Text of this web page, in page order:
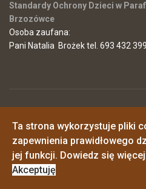
Standardy Ochrony Dzieci w
Brzozówce
Osoba zaufana:
Pani Natalia Brożek tel. 693 432 399
Brzozówce
Polityka prywatności
o. Piotr -
Ta strona wykorzystuje pliki
zapewnienia prawidłowego
jej funkcji. Dowiedz się
Akceptuję